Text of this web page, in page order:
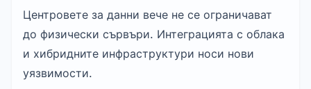
Центровете за данни вече не се ограничават
до физически сървъри. Интеграцията с облака
и хибридните инфраструктури носи нови
уязвимости.